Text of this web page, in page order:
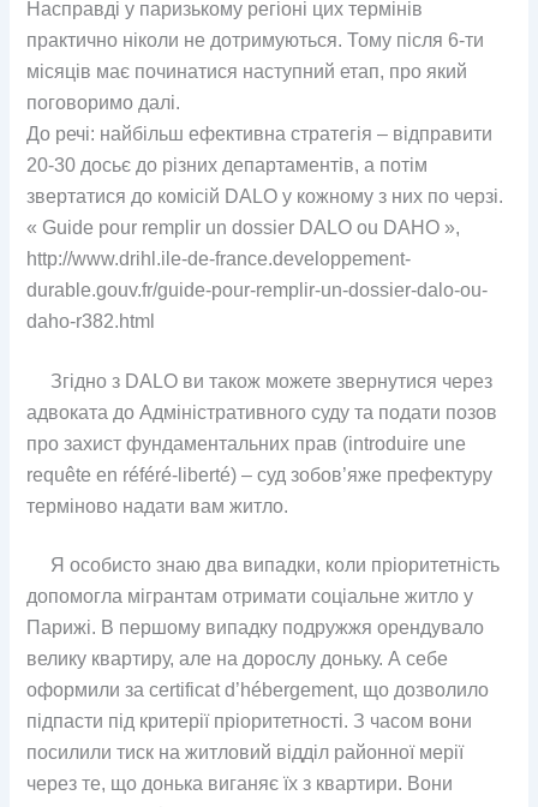
Насправді у паризькому регіоні цих термінів
практично ніколи не дотримуються. Тому після 6-ти
місяців має починатися наступний етап, про який
поговоримо далі.
До речі: найбільш ефективна стратегія – відправити
20-30 досьє до різних департаментів, а потім
звертатися до комісій DALO у кожному з них по черзі.
« Guide pour remplir un dossier DALO ou DAHO »,
http://www.drihl.ile-de-france.developpement-
durable.gouv.fr/guide-pour-remplir-un-dossier-dalo-ou-
daho-r382.html
Згідно з DALO ви також можете звернутися через
адвоката до Адміністративного суду та подати позов
про захист фундаментальних прав (introduire une
requête en référé-liberté) – суд зобов’яже префектуру
терміново надати вам житло.
Я особисто знаю два випадки, коли пріоритетність
допомогла мігрантам отримати соціальне житло у
Парижі. В першому випадку подружжя орендувало
велику квартиру, але на дорослу доньку. А себе
оформили за certificat d’hébergement, що дозволило
підпасти під критерії пріоритетності. З часом вони
посилили тиск на житловий відділ районної мерії
через те, що донька виганяє їх з квартири. Вони